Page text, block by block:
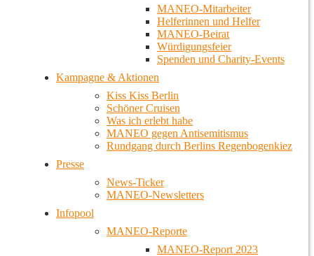
MANEO-Mitarbeiter
Helferinnen und Helfer
MANEO-Beirat
Würdigungsfeier
Spenden und Charity-Events
Kampagne & Aktionen
Kiss Kiss Berlin
Schöner Cruisen
Was ich erlebt habe
MANEO gegen Antisemitismus
Rundgang durch Berlins Regenbogenkiez
Presse
News-Ticker
MANEO-Newsletters
Infopool
MANEO-Reporte
MANEO-Report 2023